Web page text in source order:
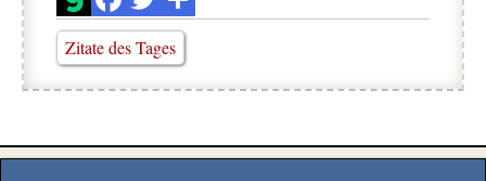
Zitate des Tages